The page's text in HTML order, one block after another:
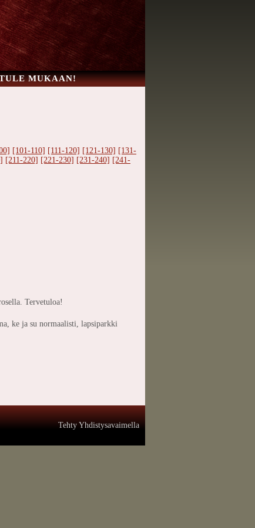
MUKAAN!
[101-110] [111-120] [121-130] [131-
[211-220] [221-230] [231-240] [241-
Tervetuloa!
ke ja su normaalisti, lapsiparkki
Tehty Yhdistysavaimella